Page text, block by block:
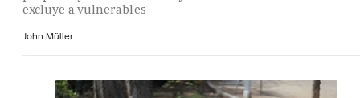
excluye a vulnerables
John Müller